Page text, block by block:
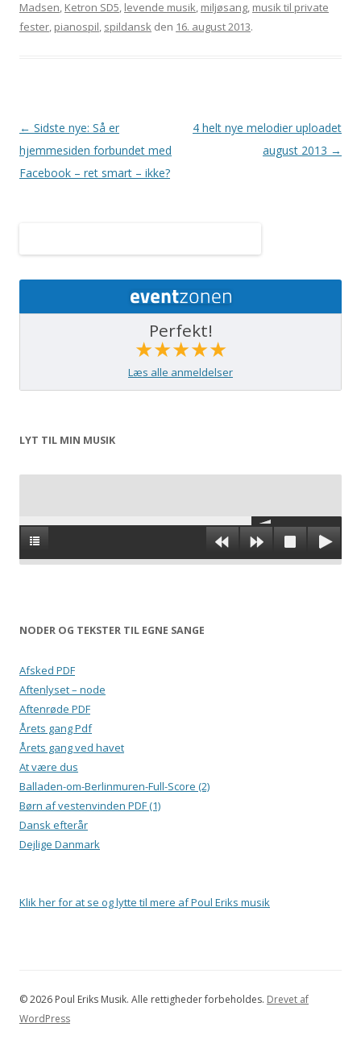
Madsen, Ketron SD5, levende musik, miljøsang, musik til private
fester, pianospil, spildansk den 16. august 2013.
Indlægsnavigation
← Sidste nye: Så er
hjemmesiden forbundet med
Facebook – ret smart – ikke?
4 helt nye melodier uploadet
august 2013 →
Perfekt!
★★★★★
Læs alle anmeldelser
LYT TIL MIN MUSIK
NODER OG TEKSTER TIL EGNE SANGE
Afsked PDF
Aftenlyset – node
Aftenrøde PDF
Årets gang Pdf
Årets gang ved havet
At være dus
Balladen-om-Berlinmuren-Full-Score (2)
Børn af vestenvinden PDF (1)
Dansk efterår
Dejlige Danmark
Klik her for at se og lytte til mere af Poul Eriks musik
© 2026 Poul Eriks Musik. Alle rettigheder forbeholdes. Drevet af
WordPress